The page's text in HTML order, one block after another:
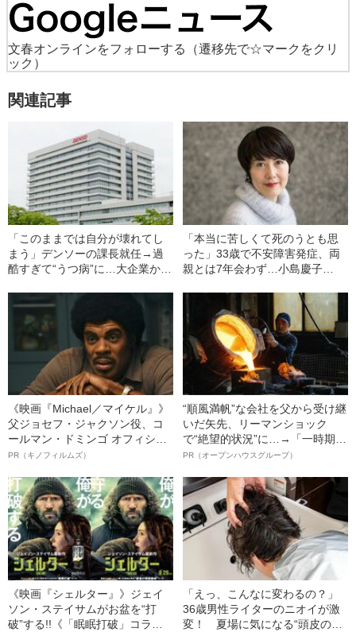
文春オンラインをフォローする
（遷移先で☆マークをクリ
ック）
関連記事
「このままでは自分が壊れてし
まう」デンソーの課長就任→過
酷すぎて“うつ病”に…大企業から
「本当に苦しくて死のうとも思
った」33歳で不安障害発症、両
親とは7年会わず…小島慶子
《映画『Michael／マイケル』》
父ジョセフ・ジャクソン役、コ
ールマン・ドミンゴ オフィシャ
ルインタビュー“観客を魅了した
語る”《日本興収70億円突破》
PR（キノフィルムズ）
“順風満帆”な会社を父から受け継
いだ矢先、リーマンショック
で“絶望的状況”に…→「一時期は
納品3年待ち」のヒット商品を生
明かす、“逆転の戦術”
PR（オープンハウスグループ）
《映画『シェルター』》ジェイ
ソン・ステイサムがお盆を“打
破”する!!《「眠眠打破」コラ
「えっ、こんなに変わるの？」
36歳男性ライターのニオイが激
変！ 夏場に気になる“頭皮のニ